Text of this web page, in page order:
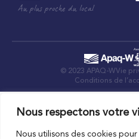
Nous respectons votre
Nous utilisons des cookies
Au plus proche du local
© 2023 APAQ-WVie
Conditions de